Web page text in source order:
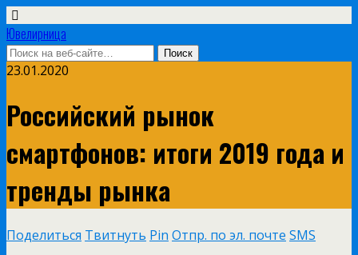
Ювелирница
23.01.2020
Российский рынок
смартфонов: итоги 2019 года и
тренды рынка
Поделиться Твитнуть Pin Отпр. по эл. почте SMS